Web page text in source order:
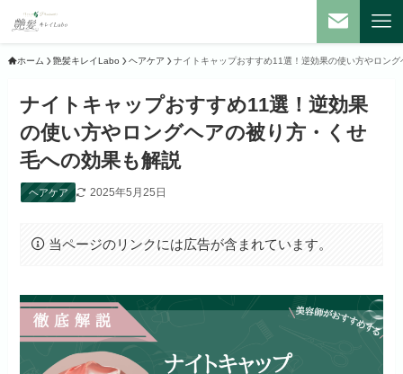
ホーム 艶髪キレイLabo ヘアケア ナイトキャップおすすめ11選！逆効果の使い方やロン
ナイトキャップおすすめ11選！逆効果
の使い方やロングヘアの被り方・くせ
毛への効果も解説
ヘアケア 2025年5月25日
当ページのリンクには広告が含まれています。